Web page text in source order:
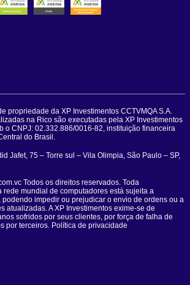
propriedade da XP Investimentos CCTVMQA S.A.
na Rico são executadas pela XP Investimentos
o CNPJ: 02.332.886/0016-82, instituição financeira
do Brasil.
Jafet, 75 – Torre sul – Vila Olimpia, São Paulo – SP,
Todos os direitos reservados. Toda
rede mundial de computadores está sujeita a
podendo impedir ou prejudicar o envio de ordens ou a
atualizadas. A XP Investimentos exime-se de
sofridos por seus clientes, por força de falha de
por terceiros. Política de privacidade